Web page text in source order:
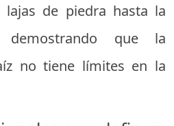
lajas de piedra hasta la
demostrando que la
no tiene límites en la